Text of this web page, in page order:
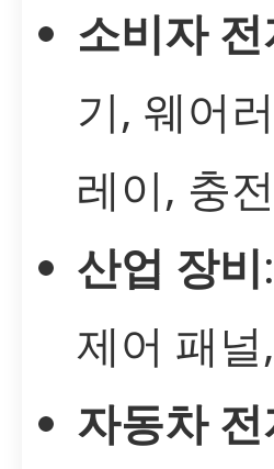
소비자
기, 웨어
레이, 충
산업 장비
제어 패
자동차